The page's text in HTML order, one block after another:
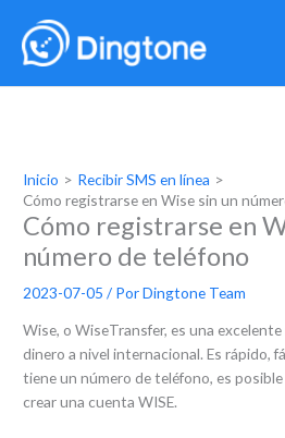
contenido
Inicio
Recibir SMS en línea
Cómo registrarse en Wise sin un
Cómo registrarse en
número de teléfono
2023-07-05/ PorDingtone Team
Wise, o WiseTransfer, es una
dinero a nivel internacional. Es rápido,
tiene un número de teléfono, es
crear una cuenta WISE.